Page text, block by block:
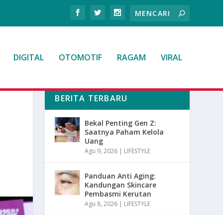
DIGITAL OTOMOTIF RAGAM VIRAL
BERITA TERBARU
Bekal Penting Gen Z:
Saatnya Paham Kelola
Uang
Agu 9, 2026 | LIFESTYLE
Panduan Anti Aging:
Kandungan Skincare
Pembasmi Kerutan
Agu 8, 2026 | LIFESTYLE